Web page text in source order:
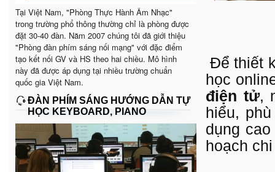
Tại Việt Nam, "Phòng Thực Hành Âm Nhạc"
trong trường phổ thông thường chỉ là phòng được
đặt 30-40 đàn. Năm 2007 chúng tôi đã giới thiệu
"Phòng đàn phím sáng nối mạng" với đặc điểm
tạo kết nối GV và HS theo hai chiều. Mô hình
này đã được áp dụng tại nhiều trường chuẩn
quốc gia Việt Nam.
ĐÀN PHÍM SÁNG HƯỚNG DẪN TỰ
HỌC KEYBOARD, PIANO
Để thiết
học
điện tử,
hiểu,
dụng
hoạch